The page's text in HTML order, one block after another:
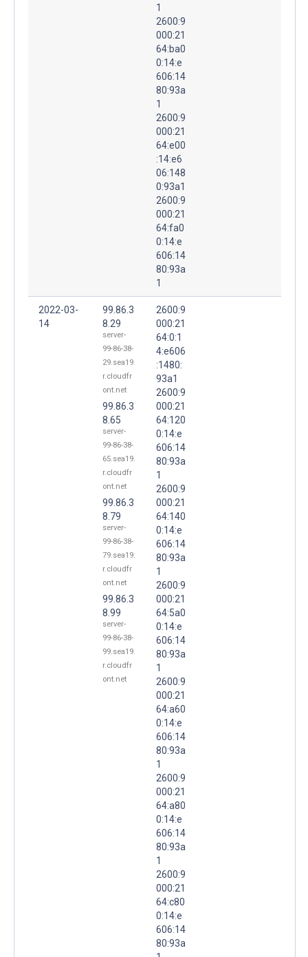
1
2600:9
000:21
64:ba0
0:14:e
606:14
80:93a
1
2600:9
000:21
64:e00
:14:e6
06:148
0:93a1
2600:9
000:21
64:fa0
0:14:e
606:14
80:93a
1
2022-03-
14
99.86.3
8.29
server-
99-86-38-
29.sea19.
r.cloudfr
ont.net
99.86.3
8.65
server-
99-86-38-
65.sea19.
r.cloudfr
ont.net
99.86.3
8.79
server-
99-86-38-
79.sea19.
r.cloudfr
ont.net
99.86.3
8.99
server-
99-86-38-
99.sea19.
r.cloudfr
ont.net
2600:9
000:21
64:0:1
4:e606
:1480:
93a1
2600:9
000:21
64:120
0:14:e
606:14
80:93a
1
2600:9
000:21
64:140
0:14:e
606:14
80:93a
1
2600:9
000:21
64:5a0
0:14:e
606:14
80:93a
1
2600:9
000:21
64:a60
0:14:e
606:14
80:93a
1
2600:9
000:21
64:a80
0:14:e
606:14
80:93a
1
2600:9
000:21
64:c80
0:14:e
606:14
80:93a